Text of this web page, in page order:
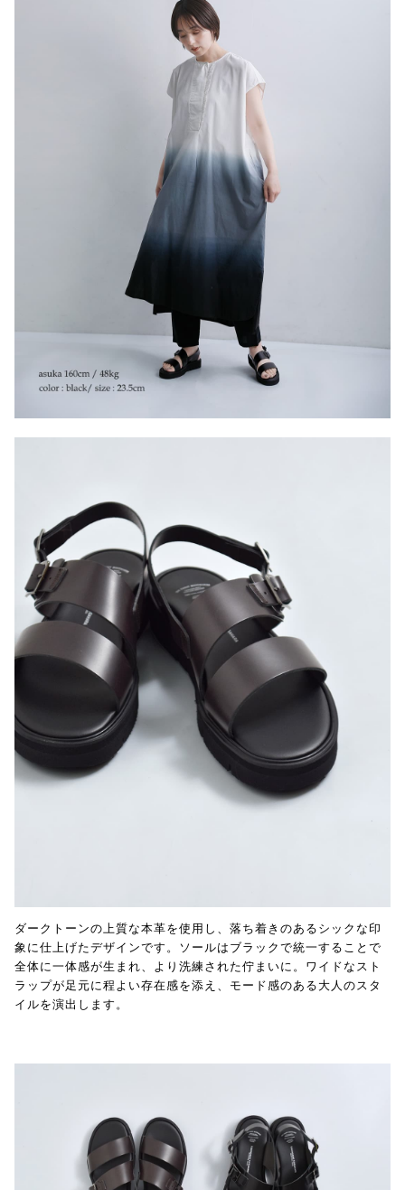
ダークトーンの上質な本革を使用し、落ち着きのあるシックな印
象に仕上げたデザインです。ソールはブラックで統一することで
全体に一体感が生まれ、より洗練された佇まいに。ワイドなスト
ラップが足元に程よい存在感を添え、モード感のある大人のスタ
イルを演出します。